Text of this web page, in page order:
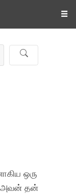
☰
ஒரு
அவன் தன்